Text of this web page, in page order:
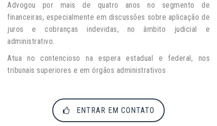
Advogou por mais de quatro anos no segmento de
financeiras, especialmente em discussões sobre aplicação de
juros e cobranças indevidas, no âmbito judicial e
administrativo.
Atua no contencioso na espera estadual e federal, nos
tribunais superiores e em órgãos administrativos
ENTRAR EM CONTATO